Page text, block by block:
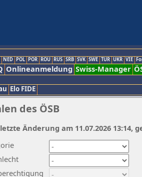
NED POL POR ROU RUS SRB SVK SWE TUR UKR VIE
Onlineanmeldung Swiss-Manager
Elo FIDE
des ÖSB
letzte Änderung am 11.07.2026 13:14,